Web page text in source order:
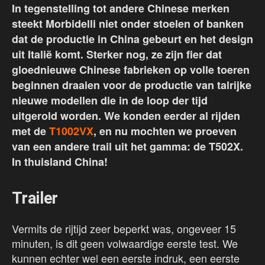
In tegenstelling tot andere Chinese merken
steekt Morbidelli niet onder stoelen of banken
dat de productie in China gebeurt en het design
uit Italië komt. Sterker nog, ze zijn fier dat
gloednieuwe Chinese fabrieken op volle toeren
beginnen draaien voor de productie van talrijke
nieuwe modellen die in de loop der tijd
uitgerold worden. We konden eerder al rijden
met deT1002VX, en nu mochten we proeven
van een andere trail uit het gamma: de T502X.
In thuisland China!
Trailer
Vermits de rijtijd zeer beperkt was, ongeveer 15
minuten, is dit geen volwaardige eerste test. We
kunnen echter wel een eerste indruk, een eerste